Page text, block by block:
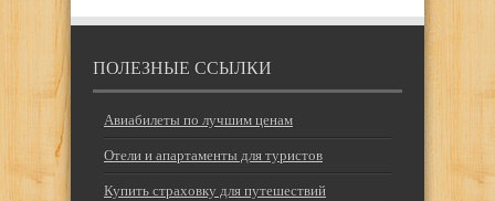
ПОЛЕЗНЫЕ ССЫЛКИ
Авиабилеты по лучшим ценам
Отели и апартаменты для туристов
Купить страховку для путешествий